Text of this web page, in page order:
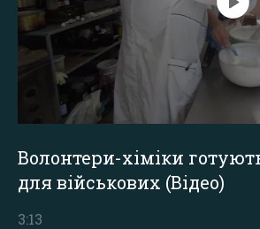
Волонтери-хіміки
для військових (Відео)
3:13